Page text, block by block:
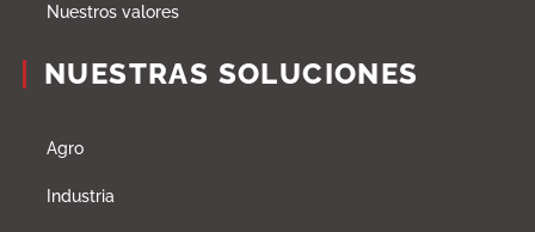
Nuestros valores
NUESTRAS SOLUCIONES
Agro
Industria